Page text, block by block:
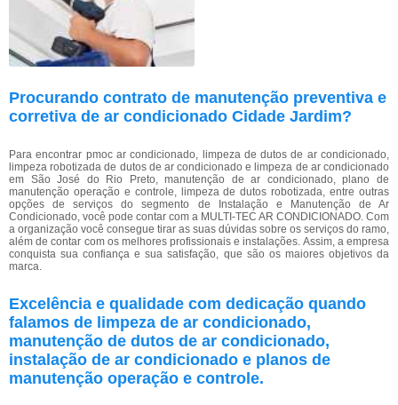
Procurando contrato de manutenção preventiva e
corretiva de ar condicionado Cidade Jardim?
Para encontrar pmoc ar condicionado, limpeza de dutos de ar condicionado,
limpeza robotizada de dutos de ar condicionado e limpeza de ar condicionado
em São José do Rio Preto, manutenção de ar condicionado, plano de
manutenção operação e controle, limpeza de dutos robotizada, entre outras
opções de serviços do segmento de Instalação e Manutenção de Ar
Condicionado, você pode contar com a MULTI-TEC AR CONDICIONADO. Com
a organização você consegue tirar as suas dúvidas sobre os serviços do ramo,
além de contar com os melhores profissionais e instalações. Assim, a empresa
conquista sua confiança e sua satisfação, que são os maiores objetivos da
marca.
Excelência e qualidade com dedicação quando
falamos de limpeza de ar condicionado,
manutenção de dutos de ar condicionado,
instalação de ar condicionado e planos de
manutenção operação e controle.